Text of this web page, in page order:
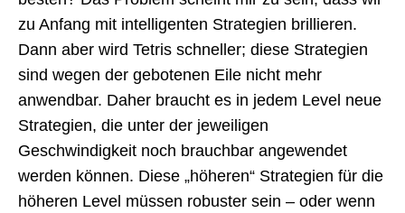
zu Anfang mit intelligenten Strategien brillieren.
Dann aber wird Tetris schneller; diese Strategien
sind wegen der gebotenen Eile nicht mehr
anwendbar. Daher braucht es in jedem Level neue
Strategien, die unter der jeweiligen
Geschwindigkeit noch brauchbar angewendet
werden können. Diese „höheren“ Strategien für die
höheren Level müssen robuster sein – oder wenn